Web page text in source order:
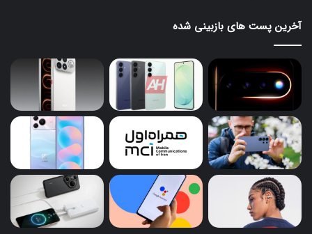
آخرین پست های بازبینی شده